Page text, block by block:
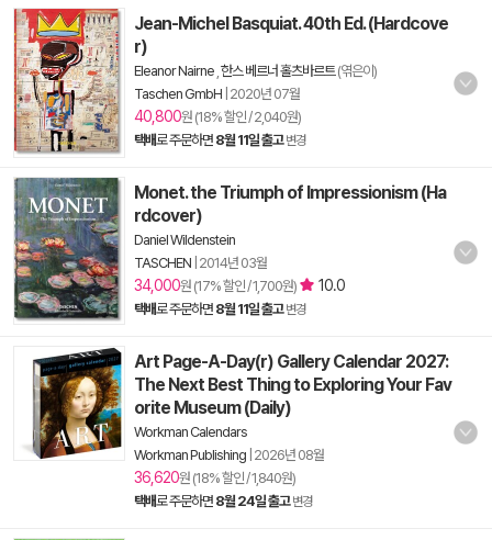
Jean-Michel Basquiat. 40th Ed. (Hardcove
r)
Eleanor Nairne 한스 베르너 홀츠바르트(엮은이)
Taschen GmbH 2020년 07월
40,800원 (18% 할인 / 2,040원)
택배로 주문하면 8월 11일 출고 변경
Monet. the Triumph of Impressionism (Ha
rdcover)
Daniel Wildenstein
TASCHEN 2014년 03월
34,000원 (17% 할인 / 1,700원) 10.0
택배로 주문하면 8월 11일 출고 변경
Art Page-A-Day(r) Gallery Calendar 2027:
The Next Best Thing to Exploring Your Fav
orite Museum (Daily)
Workman Calendars
Workman Publishing 2026년 08월
36,620원 (18% 할인 / 1,840원)
택배로 주문하면 8월 24일 출고 변경